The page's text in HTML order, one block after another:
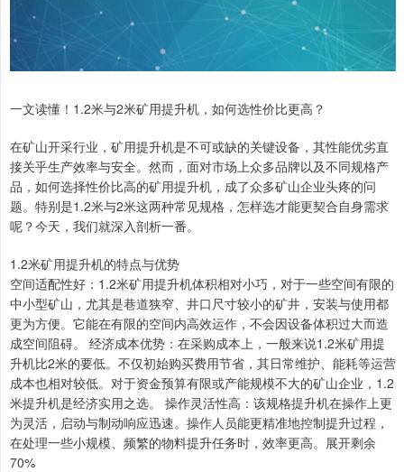
一文读懂！1.2米与2米矿用提升机，如何选性价比更高？
在矿山开采行业，矿用提升机是不可或缺的关键设备，其性能优劣直
接关乎生产效率与安全。然而，面对市场上众多品牌以及不同规格产
品，如何选择性价比高的矿用提升机，成了众多矿山企业头疼的问
题。特别是1.2米与2米这两种常见规格，怎样选才能更契合自身需求
呢？今天，我们就深入剖析一番。
1.2米矿用提升机的特点与优势
空间适配性好：1.2米矿用提升机体积相对小巧，对于一些空间有限的
中小型矿山，尤其是巷道狭窄、井口尺寸较小的矿井，安装与使用都
更为方便。它能在有限的空间内高效运作，不会因设备体积过大而造
成空间阻碍。 经济成本优势：在采购成本上，一般来说1.2米矿用提
升机比2米的要低。不仅初始购买费用节省，其日常维护、能耗等运营
成本也相对较低。对于资金预算有限或产能规模不大的矿山企业，1.2
米提升机是经济实用之选。 操作灵活性高：该规格提升机在操作上更
为灵活，启动与制动响应迅速。操作人员能更精准地控制提升过程，
在处理一些小规模、频繁的物料提升任务时，效率更高。展开剩余
70%